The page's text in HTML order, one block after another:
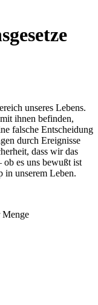
unseres Lebens.
ihnen befinden,
falsche Entscheidung
durch Ereignisse
dass wir das
ob es uns bewußt ist
in unserem Leben.
Menge